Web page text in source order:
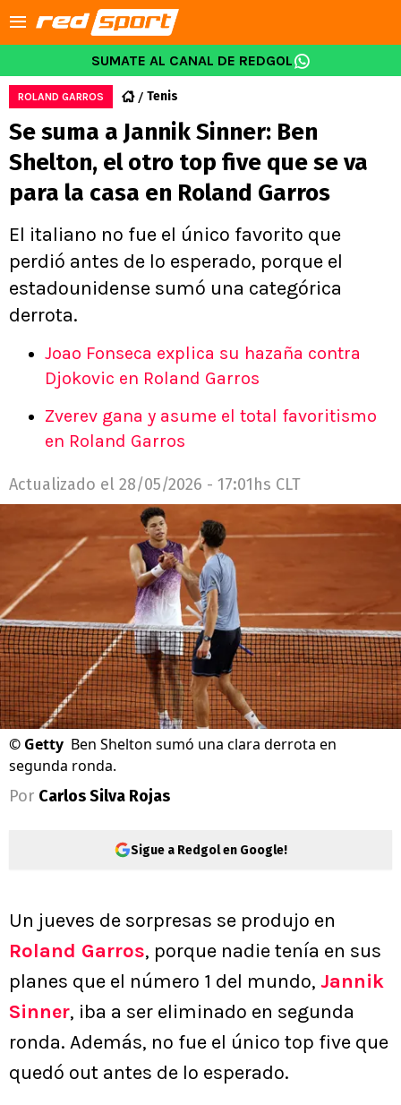
SUMATE AL CANAL DE REDGOL
ROLAND GARROS Tenis
Se suma a Jannik Sinner: Ben
Shelton, el otro top five que se va
para la casa en Roland Garros
El italiano no fue el único favorito que
perdió antes de lo esperado, porque el
estadounidense sumó una categórica
derrota.
Joao Fonseca explica su hazaña contra
Djokovic en Roland Garros
Zverev gana y asume el total favoritismo
en Roland Garros
Actualizado el 28/05/2026 - 17:01hs CLT
© Getty Ben Shelton sumó una clara derrota en
segunda ronda.
Por Carlos Silva Rojas
Sigue a Redgol en Google!
Un jueves de sorpresas se produjo en
Roland Garros, porque nadie tenía en sus
planes que el número 1 del mundo, Jannik
Sinner, iba a ser eliminado en segunda
ronda. Además, no fue el único top five que
quedó out antes de lo esperado.